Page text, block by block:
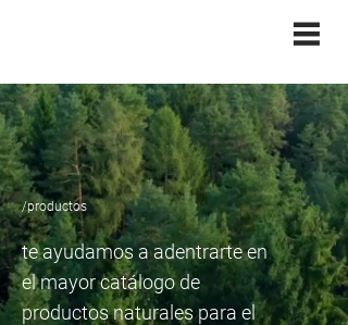
/productos
te ayudamos a adentrarte en
el mayor catálogo de
productos naturales para el